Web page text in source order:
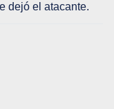
dejó el atacante.